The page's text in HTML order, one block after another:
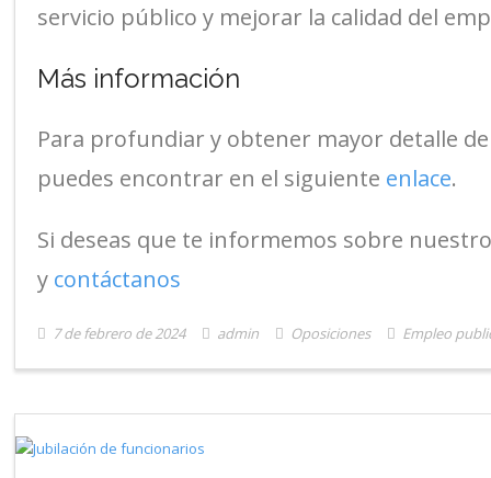
servicio público y mejorar la calidad del
Más información
Para profundiar y obtener mayor detalle
puedes encontrar en el siguiente enlace.
Si deseas que te informemos sobre
y contáctanos
7 de febrero de 2024 admin Oposiciones Empleo